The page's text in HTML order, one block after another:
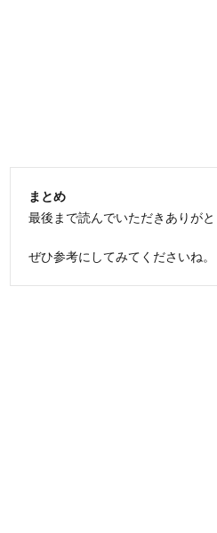
まとめ
最後まで読んでいただきありがと
ぜひ参考にしてみてくださいね。